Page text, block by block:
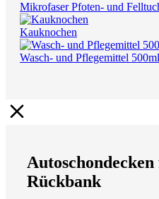
Mikrofaser Pfoten- und
Kauknochen
Wasch- und Pflegemittel 500ml
Rückbank